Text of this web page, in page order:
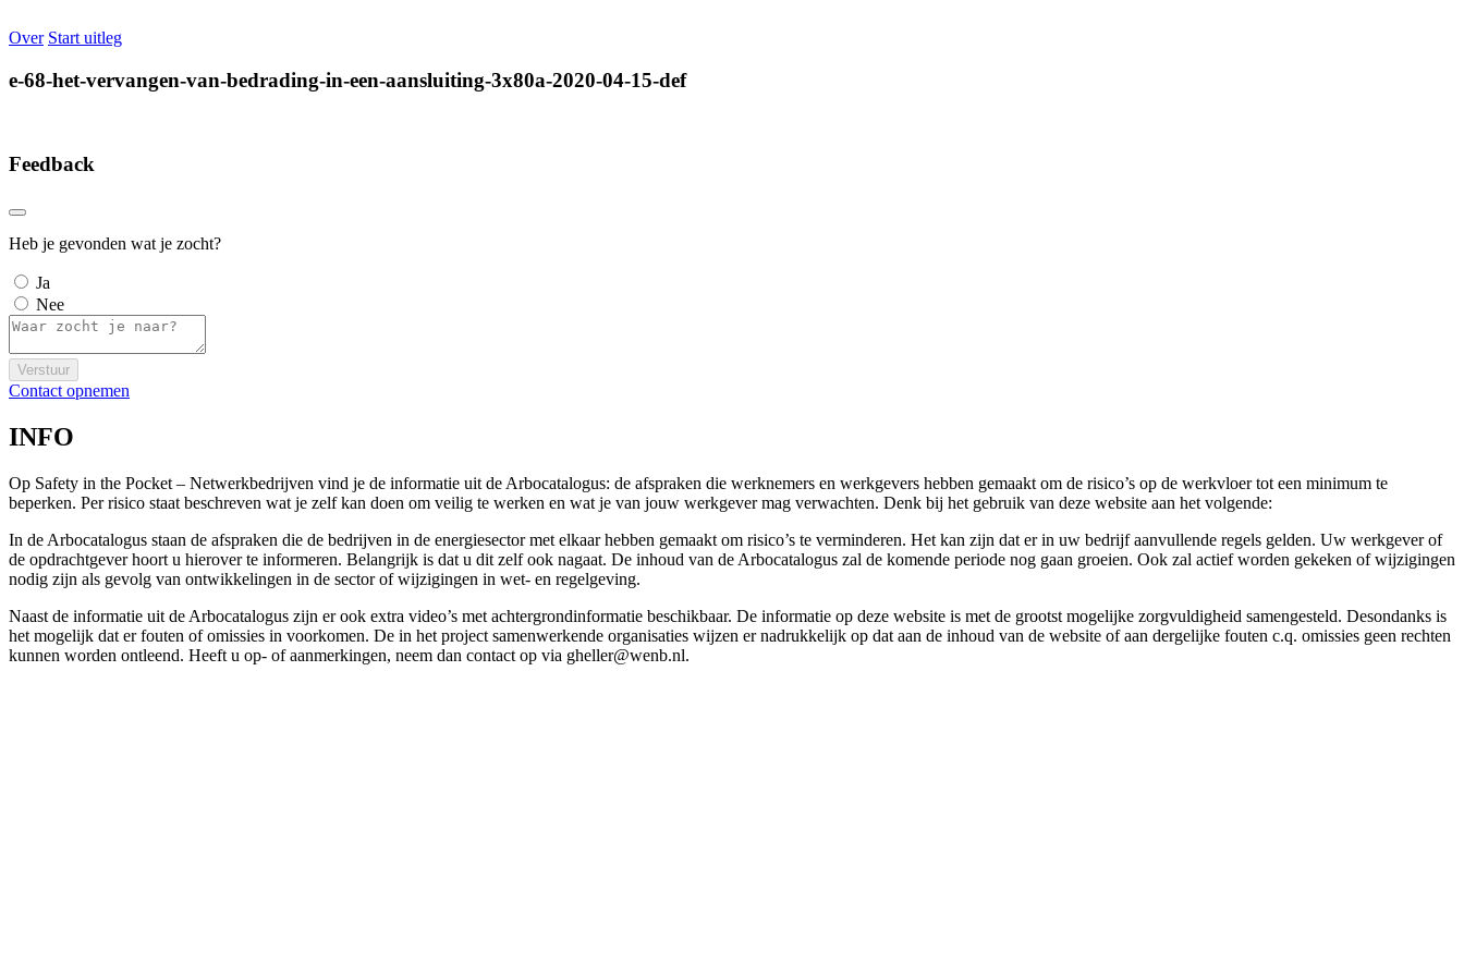
Over Start uitleg
e-68-het-vervangen-van-bedrading-in-een-aansluiting-3x80a-2020-04-15-def
Feedback
Heb je gevonden wat je zocht?
Ja
Nee
Verstuur
Contact opnemen
INFO
Op Safety in the Pocket – Netwerkbedrijven vind je de informatie uit de Arbocatalogus: de afspraken die werknemers en werkgevers hebben gemaakt om de risico’s op de werkvloer tot een minimum te
beperken. Per risico staat beschreven wat je zelf kan doen om veilig te werken en wat je van jouw werkgever mag verwachten. Denk bij het gebruik van deze website aan het volgende:
In de Arbocatalogus staan de afspraken die de bedrijven in de energiesector met elkaar hebben gemaakt om risico’s te verminderen. Het kan zijn dat er in uw bedrijf aanvullende regels gelden. Uw werkgever of
de opdrachtgever hoort u hierover te informeren. Belangrijk is dat u dit zelf ook nagaat. De inhoud van de Arbocatalogus zal de komende periode nog gaan groeien. Ook zal actief worden gekeken of wijzigingen
nodig zijn als gevolg van ontwikkelingen in de sector of wijzigingen in wet- en regelgeving.
Naast de informatie uit de Arbocatalogus zijn er ook extra video’s met achtergrondinformatie beschikbaar. De informatie op deze website is met de grootst mogelijke zorgvuldigheid samengesteld. Desondanks is
het mogelijk dat er fouten of omissies in voorkomen. De in het project samenwerkende organisaties wijzen er nadrukkelijk op dat aan de inhoud van de website of aan dergelijke fouten c.q. omissies geen rechten
kunnen worden ontleend. Heeft u op- of aanmerkingen, neem dan contact op via gheller@wenb.nl.